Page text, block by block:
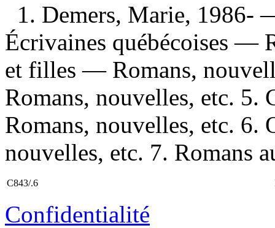
1. Demers, Marie, 1986-
Écrivaines québécoises —
et filles — Romans,
Romans, nouvelles, etc.
Romans, nouvelles, etc.
nouvelles, etc. 7. Romans
C843/.6
Confidentialité